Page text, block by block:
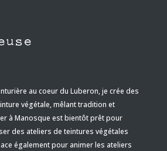
au coeur du Luberon, je crée des
végétale, mêlant tradition et
à Manosque est bientôt prêt pour
des ateliers de teintures végétales
également pour animer les ateliers